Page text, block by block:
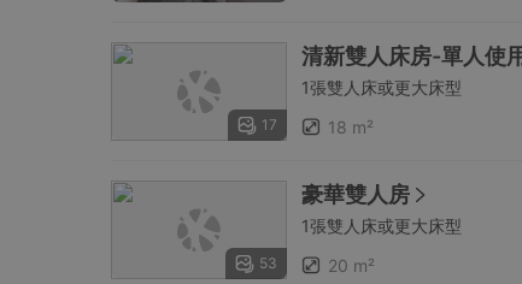
17
清新雙人床房-單人使
1張雙人床或更大床型
18 m²
53
豪華雙人房
1張雙人床或更大床型
20 m²